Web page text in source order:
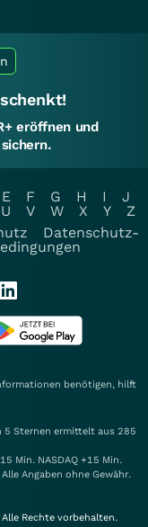
eröffnen und
E F G H I
J
U V W X Y
Z
Datenschutz-
benötigen, hilft
5 Sternen ermittelt aus 285
Min. NASDAQ +15 Min.
Angaben ohne Gewähr.
Rechte vorbehalten.